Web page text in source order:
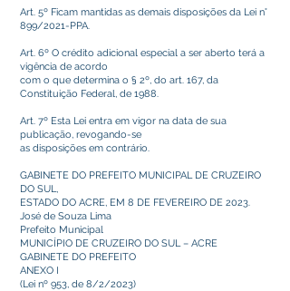
Art. 5º Ficam mantidas as demais disposições da Lei n°
899/2021-PPA.
Art. 6º O crédito adicional especial a ser aberto terá a
vigência de acordo
com o que determina o § 2º, do art. 167, da
Constituição Federal, de 1988.
Art. 7º Esta Lei entra em vigor na data de sua
publicação, revogando-se
as disposições em contrário.
GABINETE DO PREFEITO MUNICIPAL DE CRUZEIRO
DO SUL,
ESTADO DO ACRE, EM 8 DE FEVEREIRO DE 2023.
José de Souza Lima
Prefeito Municipal
MUNICÍPIO DE CRUZEIRO DO SUL – ACRE
GABINETE DO PREFEITO
ANEXO I
(Lei nº 953, de 8/2/2023)